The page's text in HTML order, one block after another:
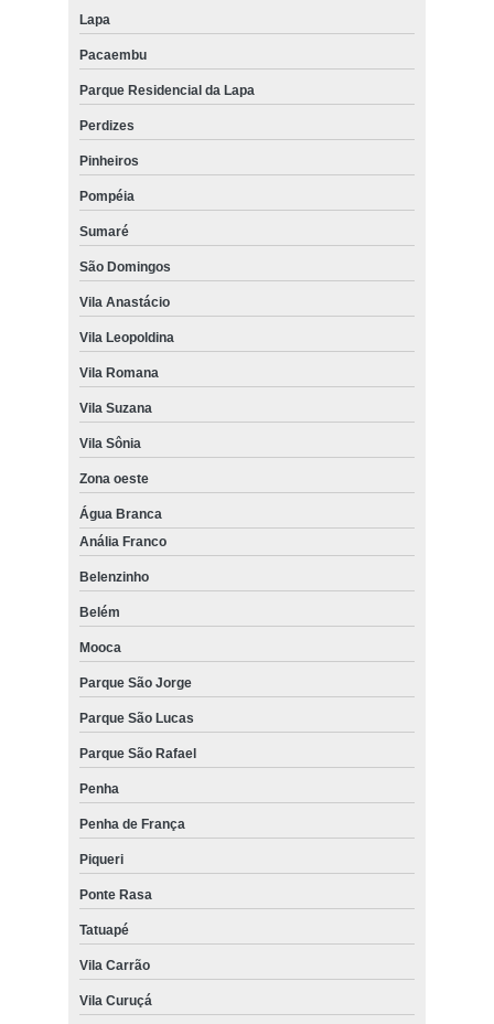
Lapa
Pacaembu
Parque Residencial da Lapa
Perdizes
Pinheiros
Pompéia
Sumaré
São Domingos
Vila Anastácio
Vila Leopoldina
Vila Romana
Vila Suzana
Vila Sônia
Zona oeste
Água Branca
Anália Franco
Belenzinho
Belém
Mooca
Parque São Jorge
Parque São Lucas
Parque São Rafael
Penha
Penha de França
Piqueri
Ponte Rasa
Tatuapé
Vila Carrão
Vila Curuçá